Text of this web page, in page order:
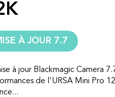
À JOUR 7.7
à jour Blackmagic Camera
de l'URSA Mini Pro